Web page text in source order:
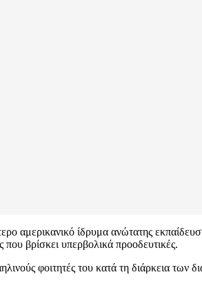
αμερικανικό ίδρυμα ανώτατης
που βρίσκει υπερβολικά προοδευτικές.
φοιτητές του κατά τη διάρκεια